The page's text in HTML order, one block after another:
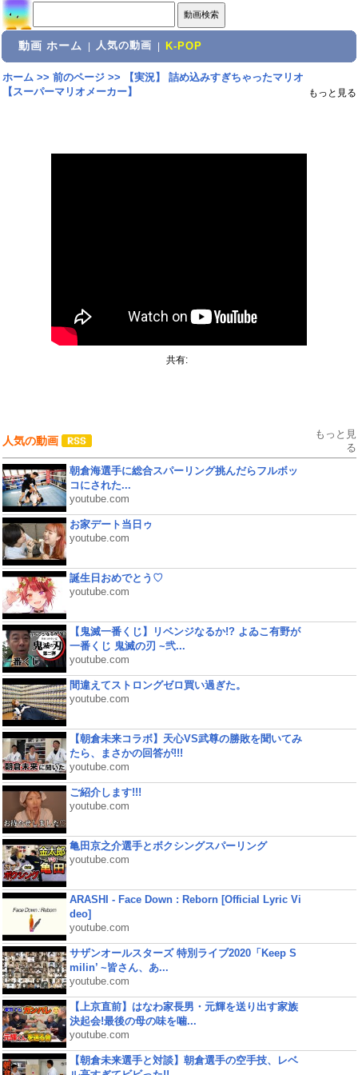
動画 ホーム 人気の動画 K-POP
ホーム>> 前のページ>>
【実況】 詰め込みすぎちゃったマリオ
【スーパーマリオメーカー】
もっと見る
共有:
人気の動画
もっと見
る
朝倉海選手に総合スパーリング挑んだらフルボッ
コにされた...
youtube.com
お家デート当日ゥ
youtube.com
誕生日おめでとう♡
youtube.com
【鬼滅一番くじ】リベンジなるか!? よゐこ有野が
一番くじ 鬼滅の刃 ~弐...
youtube.com
間違えてストロングゼロ買い過ぎた。
youtube.com
【朝倉未来コラボ】天心VS武尊の勝敗を聞いてみ
たら、まさかの回答が!!!
youtube.com
ご紹介します!!!
youtube.com
亀田京之介選手とボクシングスパーリング
youtube.com
ARASHI - Face Down : Reborn [Official Lyric Vi
deo]
youtube.com
サザンオールスターズ 特別ライブ2020「Keep S
milin’ ~皆さん、あ...
youtube.com
【上京直前】はなわ家長男・元輝を送り出す家族
決起会!最後の母の味を噛...
youtube.com
【朝倉未来選手と対談】朝倉選手の空手技、レベ